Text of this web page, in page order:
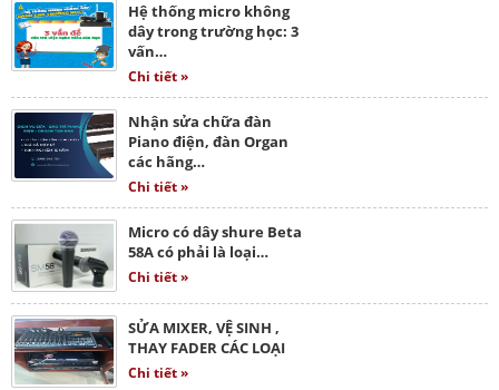
Hệ thống micro không
dây trong trường học: 3
vấn…
Chi tiết »
Nhận sửa chữa đàn
Piano điện, đàn Organ
các hãng…
Chi tiết »
Micro có dây shure Beta
58A có phải là loại…
Chi tiết »
SỬA MIXER, VỆ SINH ,
THAY FADER CÁC LOẠI
Chi tiết »